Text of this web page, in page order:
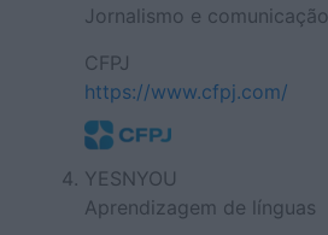
Jornalismo e comunicação
CFPJ
https://www.cfpj.com/
YESNYOU
Aprendizagem de línguas